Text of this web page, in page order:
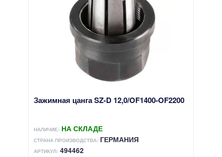
Зажимная цанга SZ-D 12,0/OF1400-OF2200
НАЛИЧИЕ: НА СКЛАДЕ
СТРАНА ПРОИЗВОДСТВА:ГЕРМАНИЯ
АРТИКУЛ:494462